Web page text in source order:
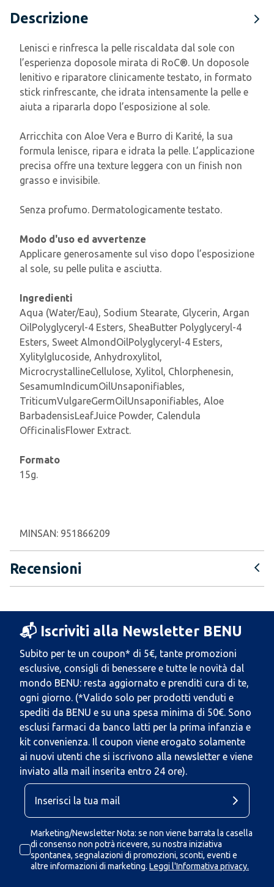
Descrizione
Lenisci e rinfresca la pelle riscaldata dal sole con
l’esperienza doposole mirata di RoC®. Un doposole
lenitivo e riparatore clinicamente testato, in formato
stick rinfrescante, che idrata intensamente la pelle e
aiuta a ripararla dopo l’esposizione al sole.
Arricchita con Aloe Vera e Burro di Karité, la sua
formula lenisce, ripara e idrata la pelle. L’applicazione
precisa offre una texture leggera con un finish non
grasso e invisibile.
Senza profumo. Dermatologicamente testato.
Modo d'uso ed avvertenze
Applicare generosamente sul viso dopo l’esposizione
al sole, su pelle pulita e asciutta.
Ingredienti
Aqua (Water/Eau), Sodium Stearate, Glycerin, Argan
OilPolyglyceryl-4 Esters, SheaButter Polyglyceryl-4
Esters, Sweet AlmondOilPolyglyceryl-4 Esters,
Xylitylglucoside, Anhydroxylitol,
MicrocrystallineCellulose, Xylitol, Chlorphenesin,
SesamumIndicumOilUnsaponifiables,
TriticumVulgareGermOilUnsaponifiables, Aloe
BarbadensisLeafJuice Powder, Calendula
OfficinalisFlower Extract.
Formato
15g.
MINSAN: 951866209
Recensioni
📬 Iscriviti alla Newsletter BENU
Subito per te un coupon* di 5€, tante promozioni
esclusive, consigli di benessere e tutte le novità dal
mondo BENU: resta aggiornato e prenditi cura di te,
ogni giorno. (*Valido solo per prodotti venduti e
spediti da BENU e su una spesa minima di 50€. Sono
esclusi farmaci da banco latti per la prima infanzia e
kit convenienza. Il coupon viene erogato solamente
ai nuovi utenti che si iscrivono alla newsletter e viene
inviato alla mail inserita entro 24 ore).
Marketing/Newsletter Nota: se non viene barrata la casella
di consenso non potrà ricevere, su nostra iniziativa
spontanea, segnalazioni di promozioni, sconti, eventi e
altre informazioni di marketing. Leggi l'Informativa privacy.